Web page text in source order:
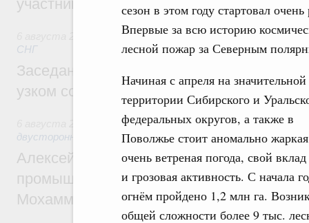
сезон в этом году стартовал
Впервые за всю историю
лесной пожар за Северным
Начиная с апреля на значительной
территории Сибирского и
федеральных округов, а также в
Поволжье стоит аномально
очень ветреная погода, свой
и грозовая активность. С начала
огнём пройдено 1,2 млн га.
общей сложности более 9 тыс.
участников проекта «Кольцо открытий»
Евразийский экономический союз.
СНГ
Заседание Евразийского
узком составе
Экономические отношения с
двусторонней основе
Алексей Оверчук провёл рабочую
промышленности, недропользования и
Мохаммадом Атабаком